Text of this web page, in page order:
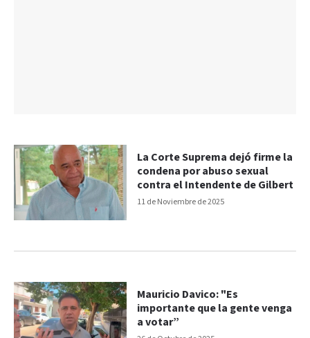
11 de Noviembre de 2025
La Corte Suprema dejó firme la
condena por abuso sexual
contra el Intendente de Gilbert
Mauricio Davico: "Es
importante que la gente venga
a votar”